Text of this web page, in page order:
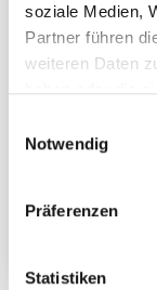
soziale Medien,
Partner führen
weiteren Daten
haben oder die
Notwendig
Präferenzen
Statistiken